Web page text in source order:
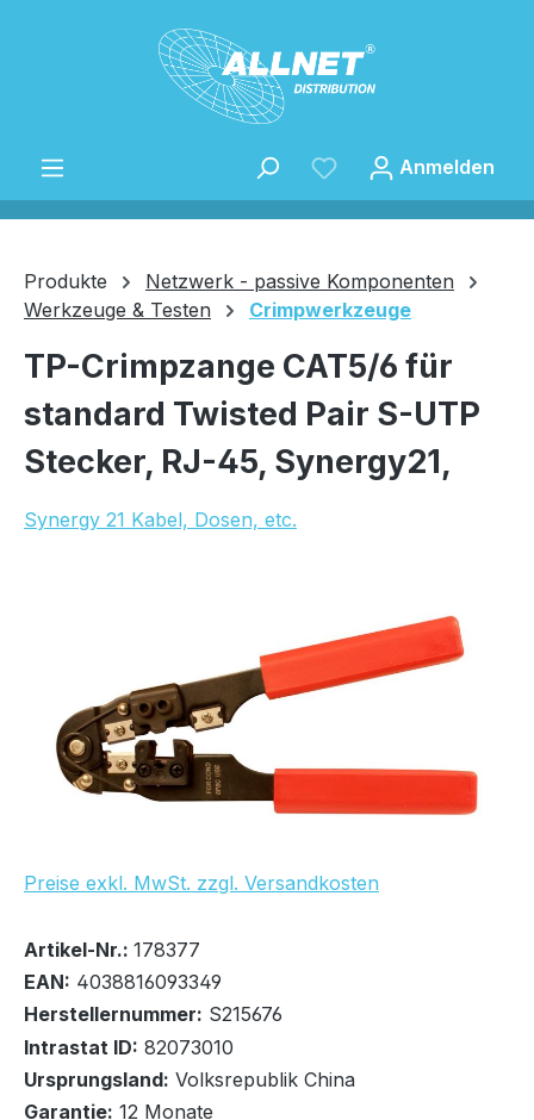
Zum Hauptinhalt springen
Speichern
Anmelden
Produkte
Netzwerk - passive Komponenten
Werkzeuge & Testen
Crimpwerkzeuge
TP-Crimpzange CAT5/6 für
standard Twisted Pair S-UTP
Stecker, RJ-45, Synergy21,
Synergy 21 Kabel, Dosen, etc.
Preise exkl. MwSt. zzgl. Versandkosten
Bestand:100+
Sofort verfügbar, Lieferzeit: 1-2 Tage
In den Warenkorb
Artikel-Nr.: 178377
EAN: 4038816093349
Herstellernummer: S215676
Intrastat ID: 82073010
Ursprungsland: Volksrepublik China
Garantie: 12 Monate